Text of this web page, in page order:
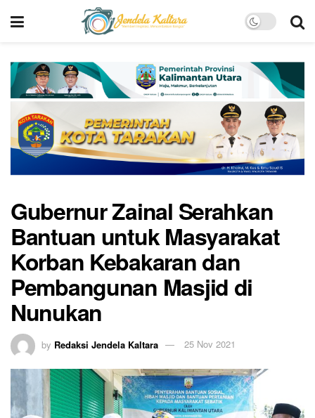
Gubernur Zainal Serahkan
Bantuan untuk Masyarakat
Korban Kebakaran dan
Pembangunan Masjid di
Nunukan
by Redaksi Jendela Kaltara 25 Nov 2021